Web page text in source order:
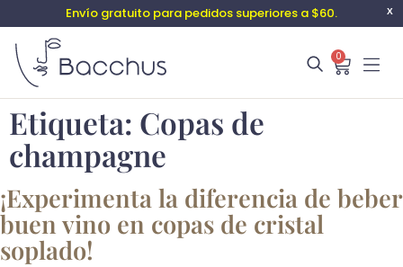
X
Envío gratuito para pedidos superiores a $60.
0
Etiqueta: Copas de
champagne
¡Experimenta la diferencia de beber
buen vino en copas de cristal
soplado!